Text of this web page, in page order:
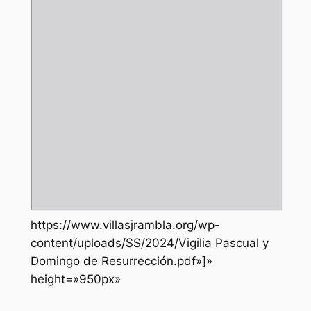
https://www.villasjrambla.org/wp-
content/uploads/SS/2024/Vigilia Pascual y
Domingo de Resurrección.pdf»]»
height=»950px»